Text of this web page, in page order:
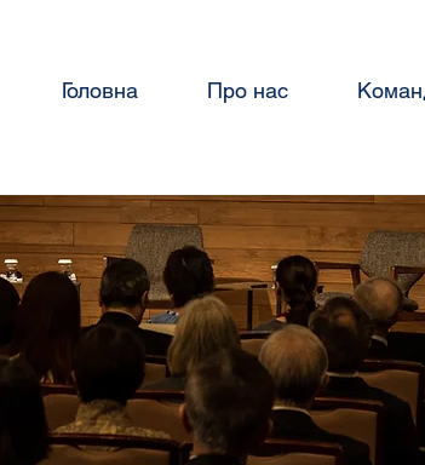
Головна Про нас